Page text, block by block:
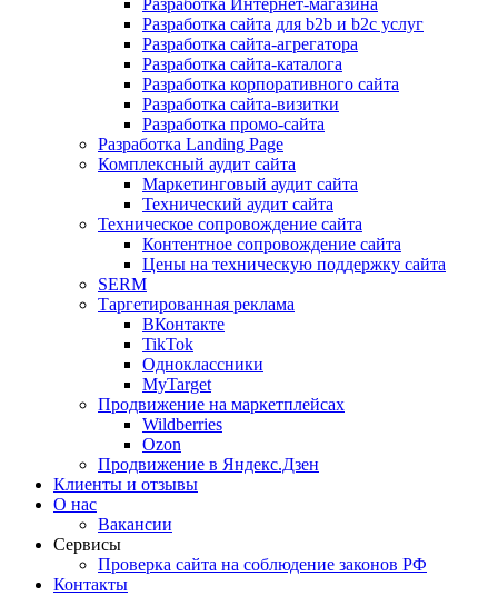
Разработка Интернет-магазина
Разработка сайта для b2b и b2c услуг
Разработка сайта-агрегатора
Разработка сайта-каталога
Разработка корпоративного сайта
Разработка сайта-визитки
Разработка промо-сайта
Разработка Landing Page
Комплексный аудит сайта
Маркетинговый аудит сайта
Технический аудит сайта
Техническое сопровождение сайта
Контентное сопровождение сайта
Цены на техническую поддержку сайта
SERM
Таргетированная реклама
ВКонтакте
TikTok
Одноклассники
MyTarget
Продвижение на маркетплейсах
Wildberries
Ozon
Продвижение в Яндекс.Дзен
Клиенты и отзывы
О нас
Вакансии
Сервисы
Проверка сайта на соблюдение законов РФ
Контакты